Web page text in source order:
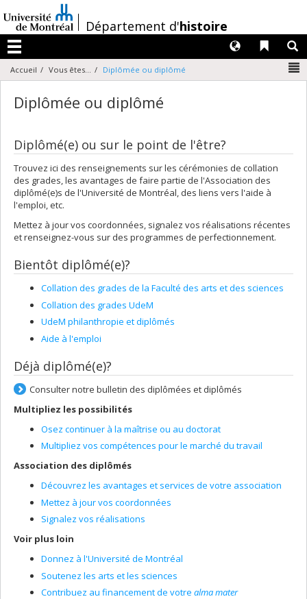
au
contenu
/Département d'histoire
Menu
Liens
Langues
Accueil Vous êtes... Diplômée ou diplômé
Diplômée ou diplômé
Diplômé(e) ou sur le point de l'être?
Trouvez ici des renseignements sur les cérémonies de collation
des grades, les avantages de faire partie de l'Association des
diplômé(e)s de l'Université de Montréal, des liens vers l'aide à
l'emploi, etc.
Mettez à jour vos coordonnées, signalez vos réalisations récentes
et renseignez-vous sur des programmes de perfectionnement.
Bientôt diplômé(e)?
Collation des grades de la Faculté des arts et des sciences
Collation des grades UdeM
UdeM philanthropie et diplômés
Aide à l'emploi
Déjà diplômé(e)?
Consulter notre bulletin des diplômées et diplômés
Multipliez les possibilités
Osez continuer à la maîtrise ou au doctorat
Multipliez vos compétences pour le marché du travail
Association des diplômés
Découvrez les avantages et services de votre association
Mettez à jour vos coordonnées
Signalez vos réalisations
Voir plus loin
Donnez à l'Université de Montréal
Soutenez les arts et les sciences
Contribuez au financement de votre alma mater